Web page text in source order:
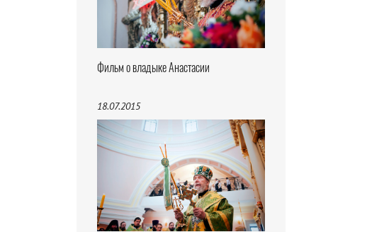
Фильм о владыке Анастасии
18.07.2015